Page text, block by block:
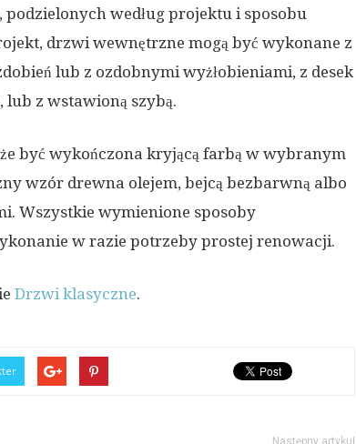
według projektu i sposobu
drzwi wewnętrzne mogą być wykonane z
lub z ozdobnymi wyżłobieniami, z desek
z wstawioną szybą.
być wykończona kryjącą farbą w wybranym
wzór drewna olejem, bejcą bezbarwną albo
Wszystkie wymienione sposoby
w razie potrzeby prostej renowacji.
Drzwi klasyczne.
Następny artykuł